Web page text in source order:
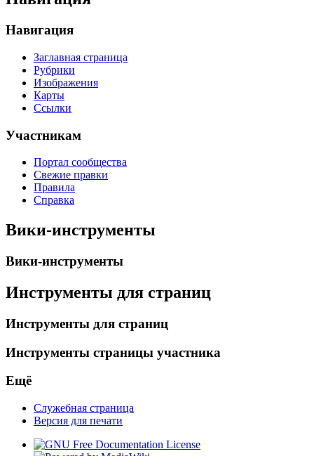
Навигация
Заглавная страница
Рубрики
Изображения
Карты
Ссылки
Участникам
Портал сообщества
Свежие правки
Правила
Справка
Вики-инструменты
Вики-инструменты
Инструменты для страниц
Инструменты для страниц
Инструменты страницы участника
Ещё
Служебная страница
Версия для печати